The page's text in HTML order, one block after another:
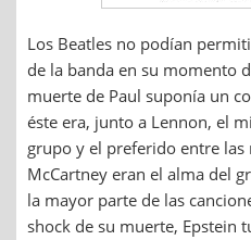
Los Beatles no podían
de la banda en su momento
muerte de Paul suponía un
éste era, junto a Lennon, el
grupo y el preferido entre las
McCartney eran el alma del
la mayor parte de las
shock de su muerte, Epstein